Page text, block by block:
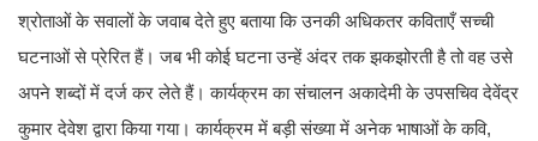
श्रोताओं के सवालों के जवाब देते हुए बताया कि उनकी अधिकतर कविताएँ सच्ची
घटनाओं से प्रेरित हैं। जब भी कोई घटना उन्हें अंदर तक झकझोरती है तो वह उसे
अपने शब्दों में दर्ज कर लेते हैं। कार्यक्रम का संचालन अकादेमी के उपसचिव देवेंद्र
कुमार देवेश द्वारा किया गया। कार्यक्रम में बड़ी संख्या में अनेक भाषाओं के कवि,